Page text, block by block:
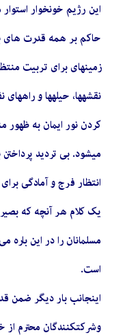
این رژیم خونخوار
حاکم بر همه قدرت های
زمینهای برای تربیت
نقشهها، حیلهها و
کردن نور ایمان به ظهور
میشود. بی تردید
انتظار فرج و آمادگی
یک کلام هر آنچه که
مسلمانان را در این باره
است.
اینجانب بار دیگر ضمن
و شرکتکنندگان محترم از